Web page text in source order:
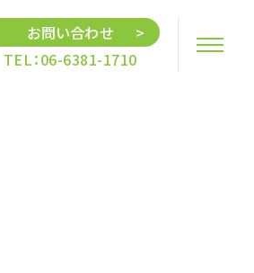
お問い合わせ
TEL：06-6381-1710